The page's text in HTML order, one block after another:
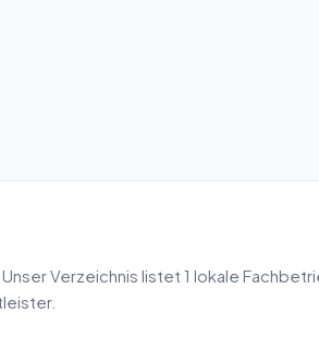
Unser Verzeichnis listet 1 lokale